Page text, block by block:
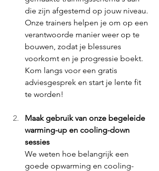
die zijn afgestemd op jouw niveau.
Onze trainers helpen je om op een
verantwoorde manier weer op te
bouwen, zodat je blessures
voorkomt en je progressie boekt.
Kom langs voor een gratis
adviesgesprek en start je lente fit
te worden!
Maak gebruik van onze begeleide
warming-up en cooling-down
sessies
We weten hoe belangrijk een
goede opwarming en cooling-